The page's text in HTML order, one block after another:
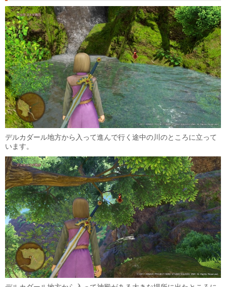
デルカダール地方から入って進んで行く途中の川のところに立って
います。